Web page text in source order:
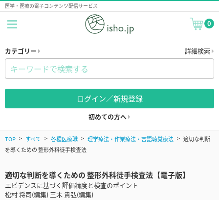
医学・医療の電子コンテンツ配信サービス
0
カテゴリー 詳細検索
ログイン／新規登録
初めての方へ
TOP すべて 各種医療職 理学療法・作業療法・言語聴覚療法
適切な判断
を導くための 整形外科徒手検査法
適切な判断を導くための 整形外科徒手検査法【電子版】
エビデンスに基づく評価精度と検査のポイント
松村 将司(編集) 三木 貴弘(編集)